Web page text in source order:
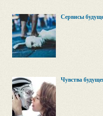
Сервисы
Чувства